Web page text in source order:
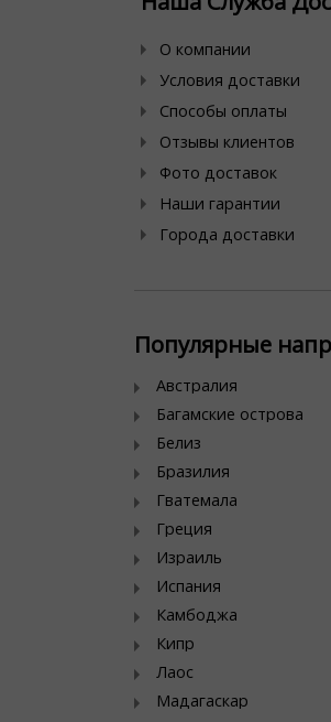
О компании
Условия доставки
Способы оплаты
Отзывы клиентов
Фото доставок
Наши гарантии
Города доставки
Популярные
Австралия
Багамские острова
Белиз
Бразилия
Гватемала
Греция
Израиль
Испания
Камбоджа
Кипр
Лаос
Мадагаскар